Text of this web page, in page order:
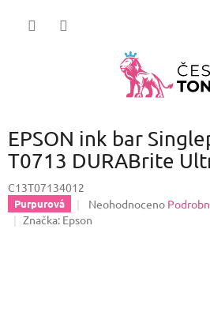
EPSON ink bar
T0713 DURABrite
C13T07134012
Purpurová
Průměrné
hodnocení
Neohodnoceno
Značka: Epson